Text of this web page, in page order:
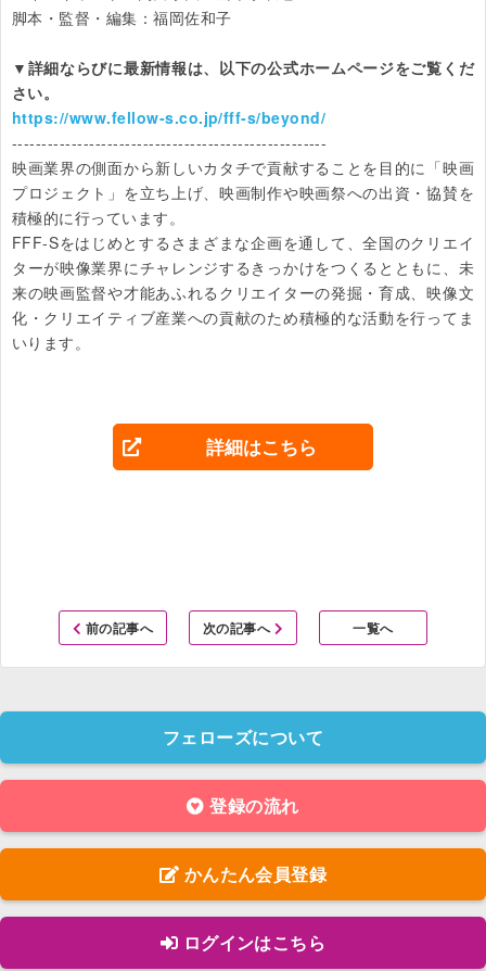
脚本・監督・編集：福岡佐和子
▼詳細ならびに最新情報は、以下の公式ホームページをご覧くだ
さい。
https://www.fellow-s.co.jp/fff-s/beyond/
-----------------------------------------------------
映画業界の側面から新しいカタチで貢献することを目的に「映画
プロジェクト」を立ち上げ、映画制作や映画祭への出資・協賛を
積極的に行っています。
FFF-Sをはじめとするさまざまな企画を通して、全国のクリエイ
ターが映像業界にチャレンジするきっかけをつくるとともに、未
来の映画監督や才能あふれるクリエイターの発掘・育成、映像文
化・クリエイティブ産業への貢献のため積極的な活動を行ってま
いります。
詳細はこちら
前の記事へ 次の記事へ 一覧へ
フェローズについて
登録の流れ
かんたん会員登録
ログインはこちら